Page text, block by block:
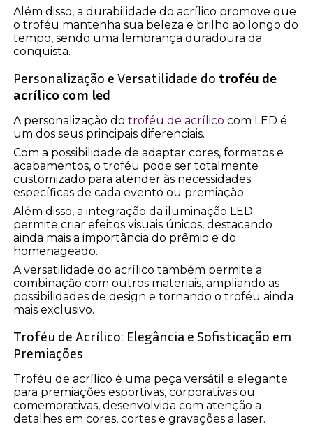
Além disso, a durabilidade do acrílico promove que
o troféu mantenha sua beleza e brilho ao longo do
tempo, sendo uma lembrança duradoura da
conquista.
Personalização e Versatilidade do troféu de
acrílico com led
A personalização dotroféu de acrílico com LED é
um dos seus principais diferenciais.
Com a possibilidade de adaptar cores, formatos e
acabamentos, o troféu pode ser totalmente
customizado para atender às necessidades
específicas de cada evento ou premiação.
Além disso, a integração da iluminação LED
permite criar efeitos visuais únicos, destacando
ainda mais a importância do prêmio e do
homenageado.
A versatilidade do acrílico também permite a
combinação com outros materiais, ampliando as
possibilidades de design e tornando o troféu ainda
mais exclusivo.
Troféu de Acrílico: Elegância e Sofisticação em
Premiações
Troféu de acrílico é uma peça versátil e elegante
para premiações esportivas, corporativas ou
comemorativas, desenvolvida com atenção a
detalhes em cores, cortes e gravações a laser.